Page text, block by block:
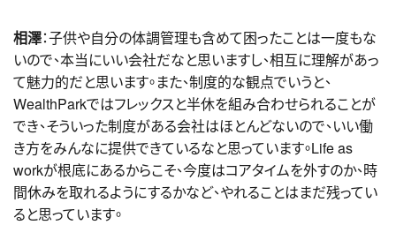
相澤：子供や自分の体調管理も含めて困ったことは一度もな
いので、本当にいい会社だなと思いますし、相互に理解があっ
て魅力的だと思います。また、制度的な観点でいうと、
WealthParkではフレックスと半休を組み合わせられることが
でき、そういった制度がある会社はほとんどないので、いい働
き方をみんなに提供できているなと思っています。Life as
workが根底にあるからこそ、今度はコアタイムを外すのか、時
間休みを取れるようにするかなど、やれることはまだ残ってい
ると思っています。